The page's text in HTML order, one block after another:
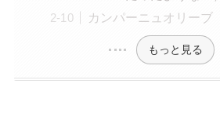
カンパーニュオリーブ
もっと見る